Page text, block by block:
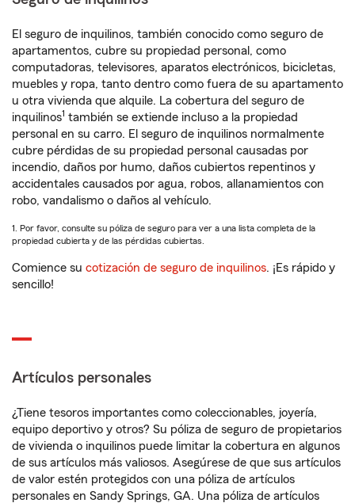
El seguro de inquilinos, también conocido como seguro de
apartamentos, cubre su propiedad personal, como
computadoras, televisores, aparatos electrónicos, bicicletas,
muebles y ropa, tanto dentro como fuera de su apartamento
u otra vivienda que alquile. La cobertura del seguro de
inquilinos1 también se extiende incluso a la propiedad
personal en su carro. El seguro de inquilinos normalmente
cubre pérdidas de su propiedad personal causadas por
incendio, daños por humo, daños cubiertos repentinos y
accidentales causados por agua, robos, allanamientos con
robo, vandalismo o daños al vehículo.
1. Por favor, consulte su póliza de seguro para ver a una lista completa de la
propiedad cubierta y de las pérdidas cubiertas.
Comience su cotización de seguro de inquilinos. ¡Es rápido y
sencillo!
Artículos personales
¿Tiene tesoros importantes como coleccionables, joyería,
equipo deportivo y otros? Su póliza de seguro de propietarios
de vivienda o inquilinos puede limitar la cobertura en algunos
de sus artículos más valiosos. Asegúrese de que sus artículos
de valor estén protegidos con una póliza de artículos
personales en Sandy Springs, GA. Una póliza de artículos